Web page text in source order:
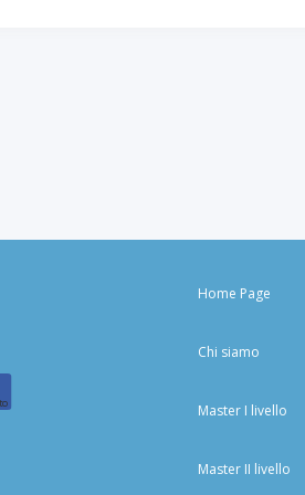
Home Page
Chi siamo
Master I livello
Master II livello